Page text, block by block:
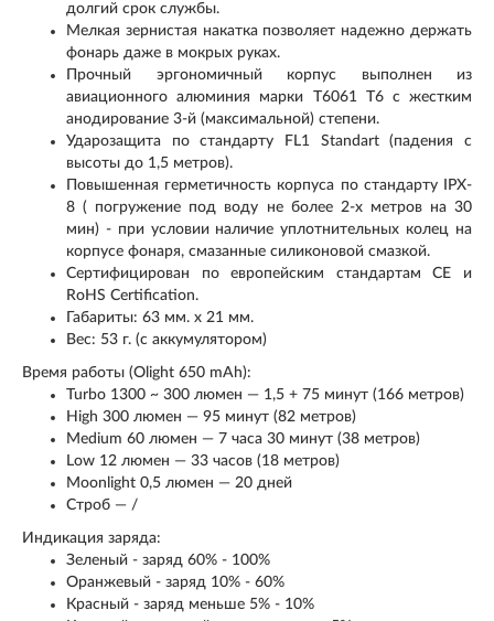
долгий срок службы.
Мелкая зернистая накатка позволяет надежно держать
фонарь даже в мокрых руках.
Прочный эргономичный корпус выполнен из
авиационного алюминия марки Т6061 T6 с жестким
анодирование 3-й (максимальной) степени.
Ударозащита по стандарту FL1 Standart (падения с
высоты до 1,5 метров).
Повышенная герметичность корпуса по стандарту IPX-
8 ( погружение под воду не более 2-х метров на 30
мин) - при условии наличие уплотнительных колец на
корпусе фонаря, смазанные силиконовой смазкой.
Сертифицирован по европейским стандартам CE и
RoHS Certification.
Габариты: 63 мм. x 21 мм.
Вес: 53 г. (с аккумулятором)
Время работы (Olight 650 mAh):
Turbo 1300 ~ 300 люмен — 1,5 + 75 минут (166 метров)
High 300 люмен — 95 минут (82 метров)
Medium 60 люмен — 7 часа 30 минут (38 метров)
Low 12 люмен — 33 часов (18 метров)
Moonlight 0,5 люмен — 20 дней
Строб — /
Индикация заряда:
Зеленый - заряд 60% - 100%
Оранжевый - заряд 10% - 60%
Красный - заряд меньше 5% - 10%